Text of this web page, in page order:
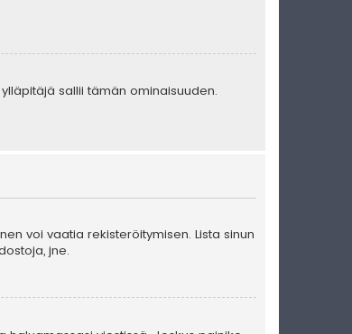
sallii tämän ominaisuuden.
voi vaatia rekisteröitymisen. Lista sinun
jne.